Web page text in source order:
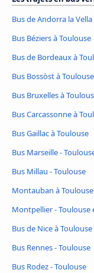
Bus de Andorra la
Bus Béziers à Toulouse
Bus de Bordeaux à
Bus Bossòst à Toulouse
Bus Bruxelles à
Bus Carcassonne à
Bus Gaillac à Toulouse
Bus Marseille -
Bus Millau - Toulouse
Montauban à
Montpellier - Toulouse
Bus de Nice à Toulouse
Bus Rennes - Toulouse
Bus Rodez - Toulouse